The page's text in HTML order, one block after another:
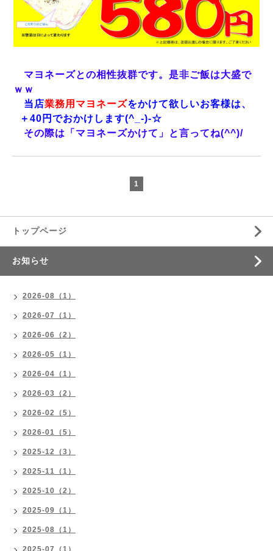
マヨネーズとの相性抜群です。是非ご飯は大盛で
ｗｗ
当店業務用マヨネーズをかけて欲しいお客様は、
＋40円でおかけします(^_-)-☆
その際は「マヨネーズかけて」と言ってね(^^)/
1
トップページ
お知らせ
2026-08（1）
2026-07（1）
2026-06（2）
2026-05（1）
2026-04（1）
2026-03（2）
2026-02（5）
2026-01（5）
2025-12（3）
2025-11（1）
2025-10（2）
2025-09（1）
2025-08（1）